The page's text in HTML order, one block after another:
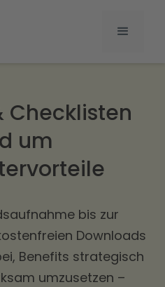
Checklisten
um
bis zur
Downloads
Benefits strategisch
umzusetzen –